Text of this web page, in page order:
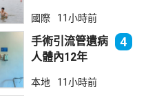
國際 11小時前
手術引流管遺病
人體內12年
業失當除牌1個
4
本地 11小時前